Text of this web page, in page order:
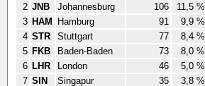
2 JNB Johannesburg 106
11,5 %
3 HAM Hamburg 91
9,9 %
4 STR Stuttgart 77
8,4 %
5 FKB Baden-Baden 73
8,0 %
6 LHR London 46
5,0 %
7 SIN Singapur 35 3,8 %